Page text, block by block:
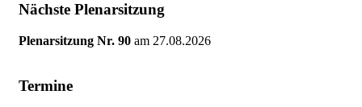
Nächste Plenarsitzung
Plenarsitzung Nr. 90 am 27.08.2026
Termine